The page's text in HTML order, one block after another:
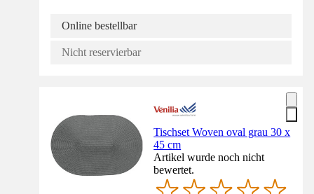
Online bestellbar
Nicht reservierbar
Tischset Woven oval grau 30 x
45 cm
Artikel wurde noch nicht
bewertet.